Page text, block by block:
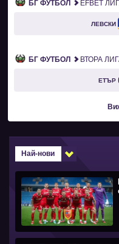
БГ ФУТБОЛ EFBET
ЛЕВСКИ
БГ ФУТБОЛ ВТОРА
ЕТЪР
Най-нови